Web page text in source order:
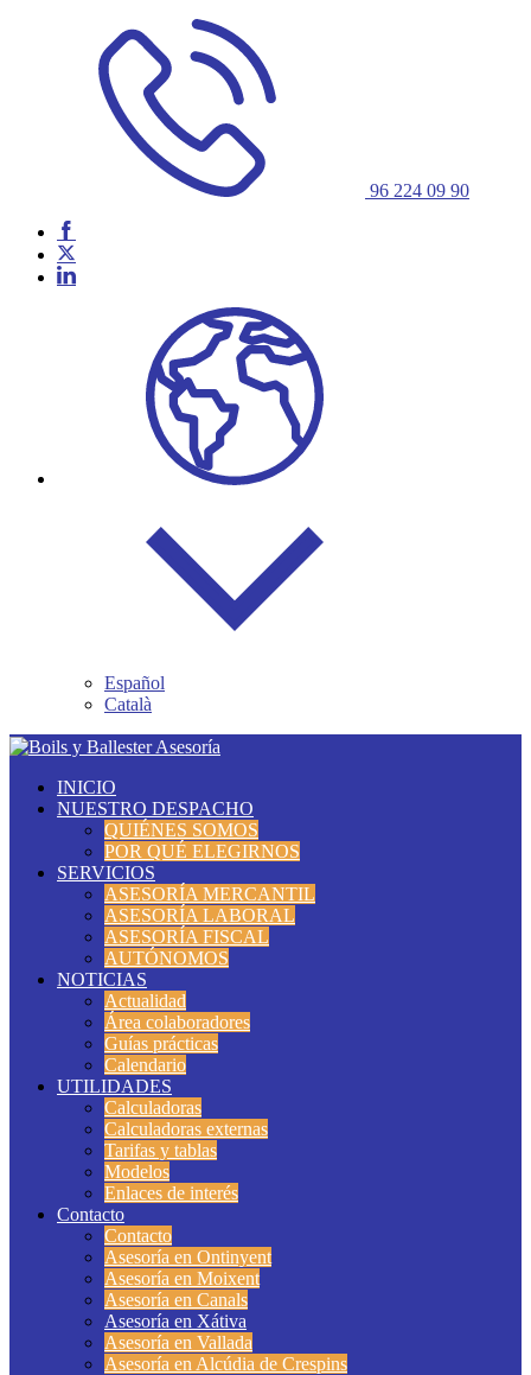
96 224 09 90
Español
Català
INICIO
NUESTRO DESPACHO
QUIÉNES SOMOS
POR QUÉ ELEGIRNOS
SERVICIOS
ASESORÍA MERCANTIL
ASESORÍA LABORAL
ASESORÍA FISCAL
AUTÓNOMOS
NOTICIAS
Actualidad
Área colaboradores
Guías prácticas
Calendario
UTILIDADES
Calculadoras
Calculadoras externas
Tarifas y tablas
Modelos
Enlaces de interés
Contacto
Contacto
Asesoría en Ontinyent
Asesoría en Moixent
Asesoría en Canals
Asesoría en Xátiva
Asesoría en Vallada
Asesoría en Alcúdia de Crespins